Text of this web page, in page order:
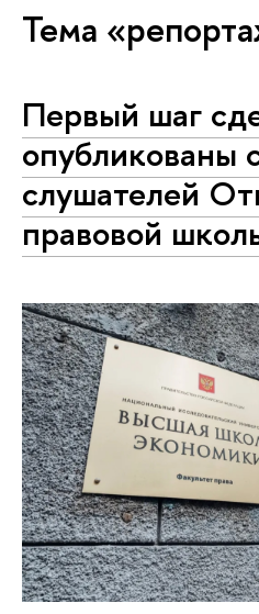
Тема
Первый шаг
опубликованы
слушателей
правовой